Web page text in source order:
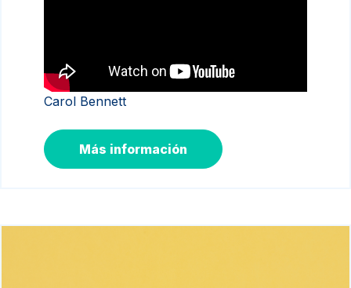
Carol Bennett
Más información